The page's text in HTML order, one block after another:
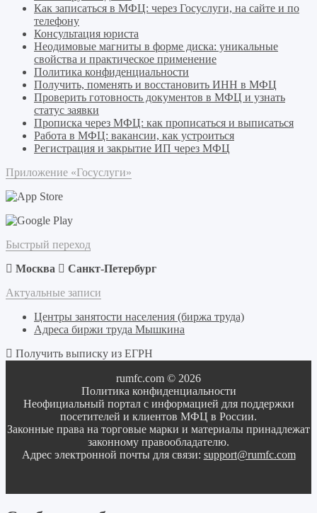
Как записаться в МФЦ: через Госуслуги, на сайте и по
телефону
Консультация юриста
Неодимовые магниты в форме диска: уникальные
свойства и практическое применение
Политика конфиденциальности
Получить, поменять и восстановить ИНН в МФЦ
Проверить готовность документов в МФЦ и узнать
статус заявки
Прописка через МФЦ: как прописаться и выписаться
Работа в МФЦ: вакансии, как устроиться
Регистрация и закрытие ИП через МФЦ
Приложение «Госуслуги»
Быстрый переход
Москва
Санкт-Петербург
Актуальные записи
Центры занятости населения (биржа труда)
Адреса биржи труда Мышкина
Получить выписку из ЕГРН
rumfc.com © 2026
Политика конфиденциальности
Неофициальный портал с информацией для поддержки
посетителей и клиентов МФЦ в России.
Законные права на торговые марки и материалы принадлежат
законному правообладателю.
Адрес электронной почты для связи: support@rumfc.com